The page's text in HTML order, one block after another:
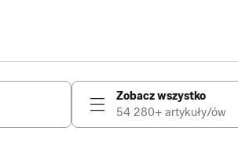
Zobacz wszystko
54 280+ artykuły/ów